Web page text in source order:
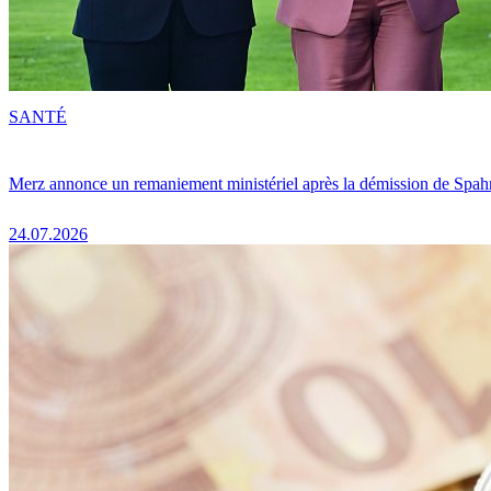
Merz annonce un remaniement ministériel après la démission de
24.07.2026
SANTÉ